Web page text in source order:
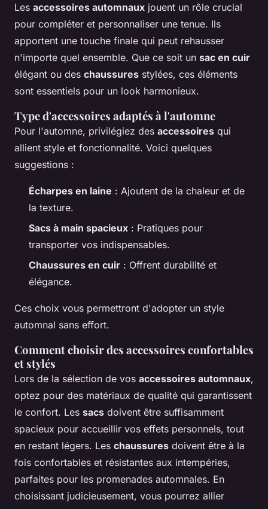
Les accessoires automnaux jouent un rôle crucial
pour compléter et personnaliser une tenue. Ils
apportent une touche finale qui peut rehausser
n'importe quel ensemble. Que ce soit un sac en cuir
élégant ou des chaussures stylées, ces éléments
sont essentiels pour un look harmonieux.
Type d'accessoires adaptés à l'automne
Pour l'automne, privilégiez des accessoires qui
allient style et fonctionnalité. Voici quelques
suggestions :
Écharpes en laine : Ajoutent de la chaleur et de
la texture.
Sacs à main spacieux : Pratiques pour
transporter vos indispensables.
Chaussures en cuir : Offrent durabilité et
élégance.
Ces choix vous permettront d'adopter un style
automnal sans effort.
Comment choisir des accessoires confortables
et stylés
Lors de la sélection de vos accessoires automnaux,
optez pour des matériaux de qualité qui garantissent
le confort. Les sacs doivent être suffisamment
spacieux pour accueillir vos effets personnels, tout
en restant légers. Les chaussures doivent être à la
fois confortables et résistantes aux intempéries,
parfaites pour les promenades automnales. En
choisissant judicieusement, vous pourrez allier